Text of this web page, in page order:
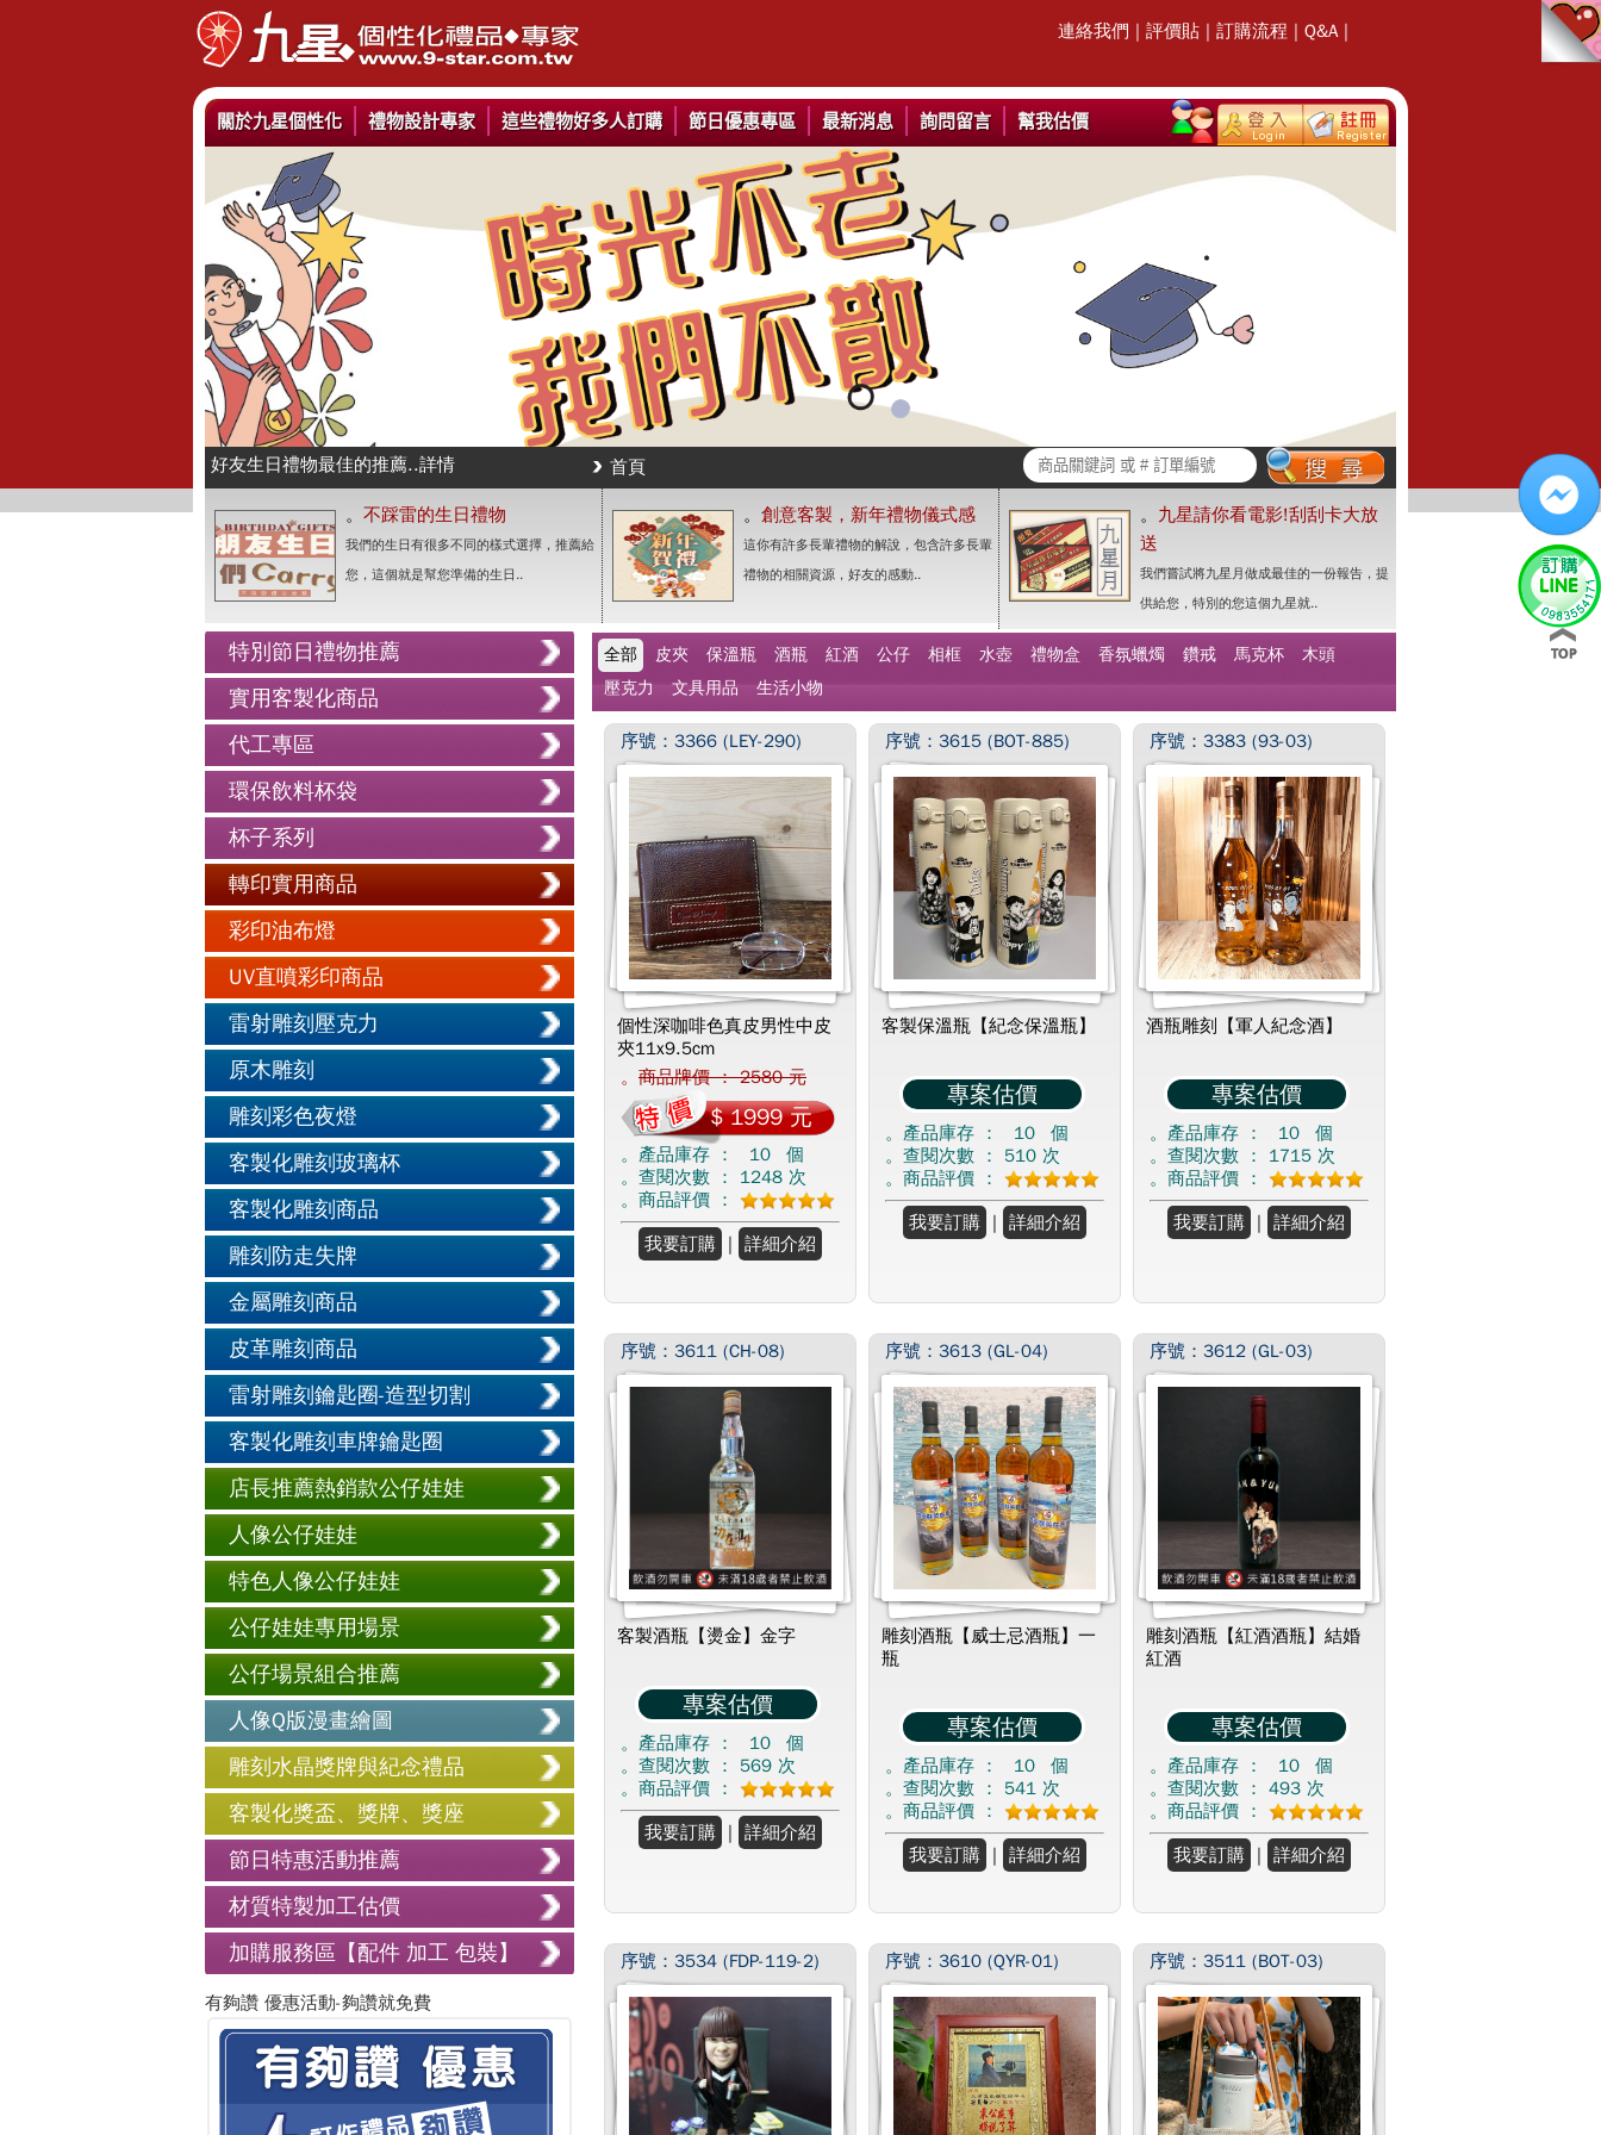
連絡我們 | 評價貼 | 訂購流程 | Q&A|
關於九星個性化 禮物設計專家 這些禮物好多人訂購 節日優惠專區 最新消息 詢問留言 幫我估價
情人抱枕我們幫你挑好了..詳情
好友生日禮物最佳的推薦..詳情
公仔娃娃製作與場景推薦..詳情
人像Q畫似顏繪圖可愛喔..詳情
老人防走失牌製作-手鍊..詳情
情人抱枕我們幫你挑好了..詳情
好友生日禮物最佳的推薦..詳情
公仔娃娃製作與場景推薦..詳情
人像Q畫似顏繪圖可愛喔..詳情
老人防走失牌製作-手鍊..詳情
首頁
。 不踩雷的生日禮物
我們的生日有很多不同的樣式選擇，推薦給
您，這個就是幫您準備的生日..
。 創意客製，新年禮物儀式感
這你有許多長輩禮物的解說，包含許多長輩
禮物的相關資源，好友的感動..
。 九星請你看電影!刮刮卡大放
送
我們嘗試將九星月做成最佳的一份報告，提
供給您，特別的您這個九星就..
特別節日禮物推薦
實用客製化商品
代工專區
環保飲料杯袋
杯子系列
轉印實用商品
彩印油布燈
UV直噴彩印商品
雷射雕刻壓克力
原木雕刻
雕刻彩色夜燈
客製化雕刻玻璃杯
客製化雕刻商品
雕刻防走失牌
金屬雕刻商品
皮革雕刻商品
雷射雕刻鑰匙圈-造型切割
客製化雕刻車牌鑰匙圈
店長推薦熱銷款公仔娃娃
人像公仔娃娃
特色人像公仔娃娃
公仔娃娃專用場景
公仔場景組合推薦
人像Q版漫畫繪圖
雕刻水晶獎牌與紀念禮品
客製化獎盃、獎牌、獎座
節日特惠活動推薦
材質特製加工估價
加購服務區【配件 加工 包裝】
有夠讚 優惠活動-夠讚就免費